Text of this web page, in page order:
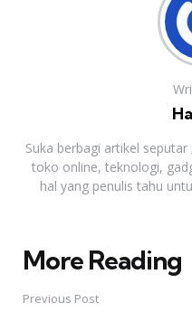
Suka berbagi artikel
toko online, teknologi,
hal yang penulis tahu
More Reading
Post
navigation
Previous Post